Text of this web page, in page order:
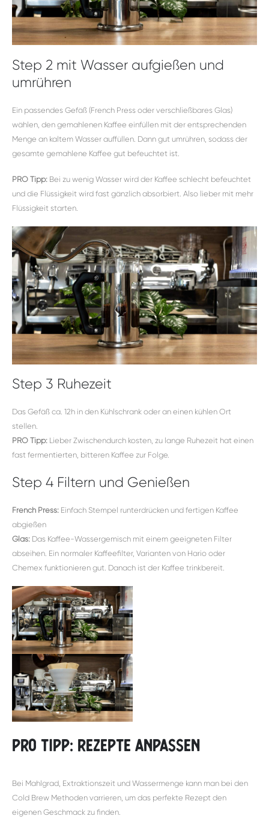
Step 2 mit Wasser aufgießen und
umrühren
Ein passendes Gefäß (French Press oder verschließbares Glas)
wählen, den gemahlenen Kaffee einfüllen mit der entsprechenden
Menge an kaltem Wasser auffüllen. Dann gut umrühren, sodass der
gesamte gemahlene Kaffee gut befeuchtet ist.
PRO Tipp: Bei zu wenig Wasser wird der Kaffee schlecht befeuchtet
und die Flüssigkeit wird fast gänzlich absorbiert. Also lieber mit mehr
Flüssigkeit starten.
Step 3 Ruhezeit
Das Gefäß ca. 12h in den Kühlschrank oder an einen kühlen Ort
stellen.
PRO Tipp: Lieber Zwischendurch kosten, zu lange Ruhezeit hat einen
fast fermentierten, bitteren Kaffee zur Folge.
Step 4 Filtern und Genießen
French Press: Einfach Stempel runterdrücken und fertigen Kaffee
abgießen
Glas: Das Kaffee-Wassergemisch mit einem geeigneten Filter
abseihen. Ein normaler Kaffeefilter, Varianten von Hario oder
Chemex funktionieren gut. Danach ist der Kaffee trinkbereit.
Pro Tipp: Rezepte anpassen
Bei Mahlgrad, Extraktionszeit und Wassermenge kann man bei den
Cold Brew Methoden varrieren, um das perfekte Rezept den
eigenen Geschmack zu finden.